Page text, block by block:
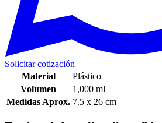
Solicitar cotización
Material
Plástico
Volumen
1,000 ml
Medidas Aprox. 7.5 x 26 cm